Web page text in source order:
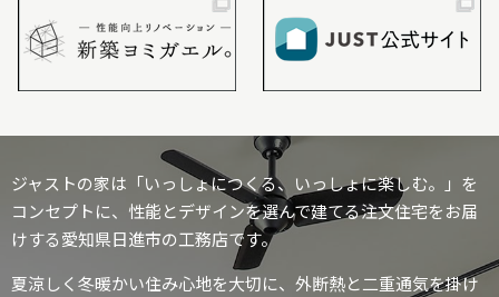
ジャストの家は「いっしょにつくる、いっしょに楽しむ。」を
コンセプトに、性能とデザインを選んで建てる注文住宅をお届
けする愛知県日進市の工務店です。
夏涼しく冬暖かい住み心地を大切に、外断熱と二重通気を掛け